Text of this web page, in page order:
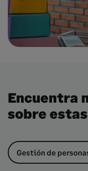
Encuentra
sobre
Gestión de